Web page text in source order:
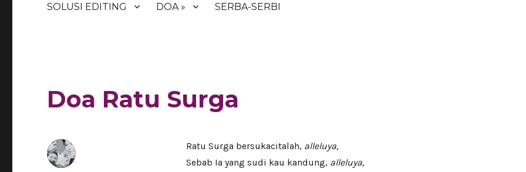
SOLUSI EDITING DOA » SERBA-SERBI
Doa Ratu Surga
Ratu Surga bersukacitalah, alleluya,
Sebab Ia yang sudi kau kandung, alleluya,